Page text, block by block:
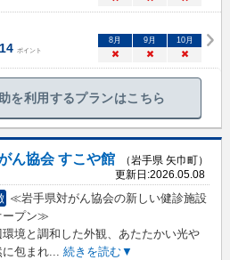
ポイント
8月 9月 10月
× × ×
を利用するプランはこちら
ん協会 すこや館
（岩手県 矢巾町）
更新日:2026.05.08
≪岩手県対がん協会の新しい健診施設
ープン≫
環境と調和した外観、あたたかい光や
に包まれ... 続きを読む▼